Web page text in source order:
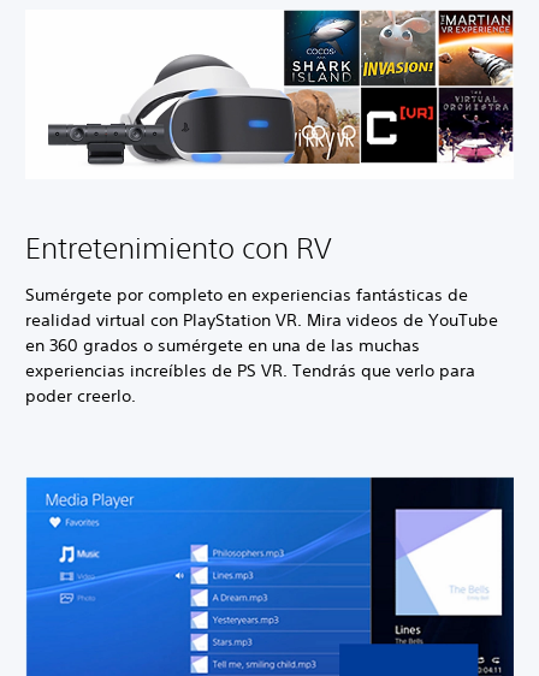
Entretenimiento con RV
Sumérgete por completo en experiencias fantásticas de
realidad virtual con PlayStation VR. Mira videos de YouTube
en 360 grados o sumérgete en una de las muchas
experiencias increíbles de PS VR. Tendrás que verlo para
poder creerlo.